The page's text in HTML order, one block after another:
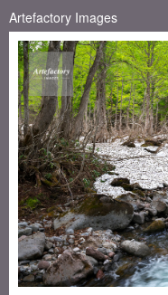
Artefactory Images